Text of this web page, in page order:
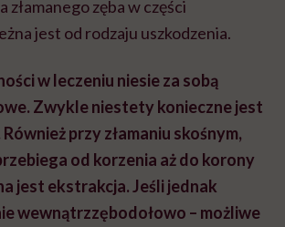
złamanego zęba w części
jest od rodzaju uszkodzenia.
w leczeniu niesie za sobą
Zwykle niestety konieczne jest
przy złamaniu skośnym,
od korzenia aż do korony
jest ekstrakcja. Jeśli jednak
wewnątrzzębodołowo – możliwe